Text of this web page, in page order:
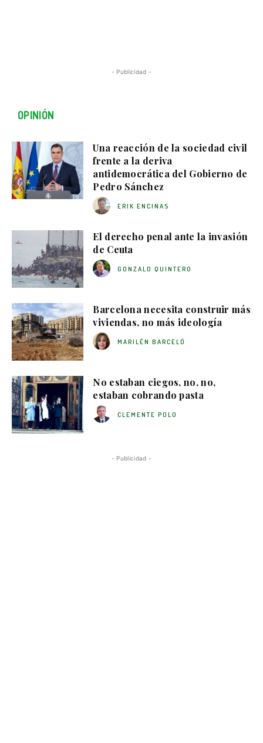
- Publicidad -
OPINIÓN
Una reacción de la sociedad civil
frente a la deriva
antidemocrática del Gobierno de
Pedro Sánchez
ERIK ENCINAS
El derecho penal ante la invasión
de Ceuta
GONZALO QUINTERO
Barcelona necesita construir más
viviendas, no más ideología
MARILÉN BARCELÓ
No estaban ciegos, no, no,
estaban cobrando pasta
CLEMENTE POLO
- Publicidad -